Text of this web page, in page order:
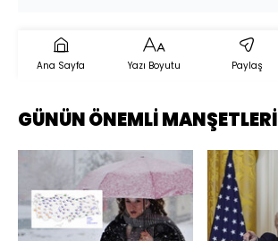
Ana Sayfa Yazı Boyutu Paylaş
GÜNÜN ÖNEMLİ MANŞETLERİ